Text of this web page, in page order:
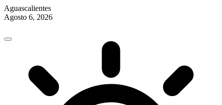
Aguascalientes
Agosto 6, 2026
content